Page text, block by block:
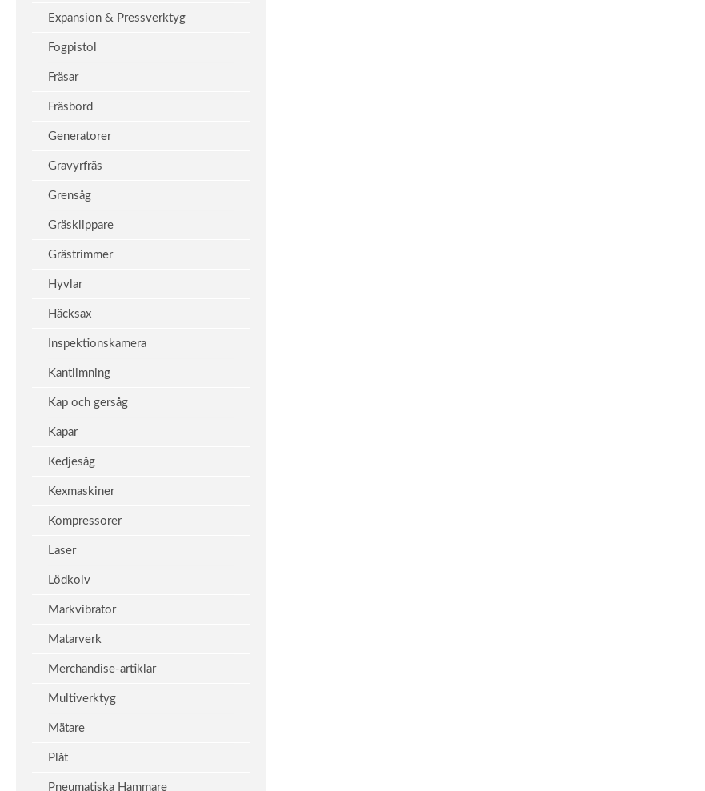
Expansion & Pressverktyg
Fogpistol
Fräsar
Fräsbord
Generatorer
Gravyrfräs
Grensåg
Gräsklippare
Grästrimmer
Hyvlar
Häcksax
Inspektionskamera
Kantlimning
Kap och gersåg
Kapar
Kedjesåg
Kexmaskiner
Kompressorer
Laser
Lödkolv
Markvibrator
Matarverk
Merchandise-artiklar
Multiverktyg
Mätare
Plåt
Pneumatiska Hammare